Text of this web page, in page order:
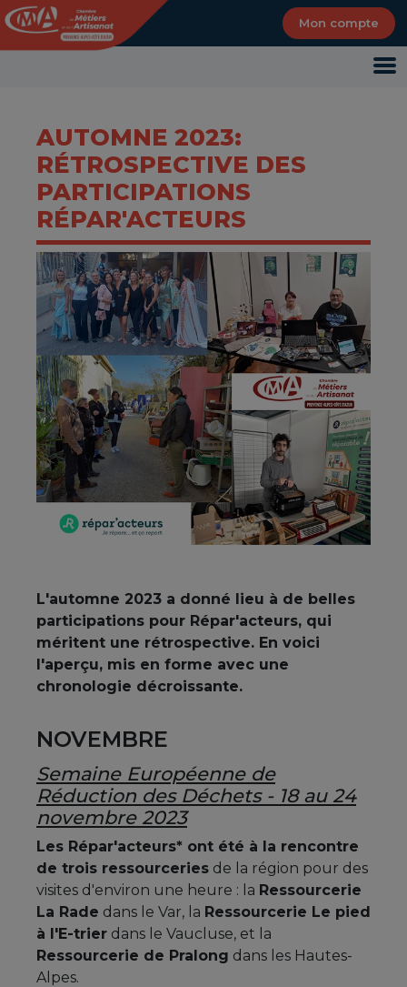
Mon compte
AUTOMNE 2023:
RÉTROSPECTIVE DES
PARTICIPATIONS
RÉPAR'ACTEURS
L'automne 2023 a donné lieu à de belles
participations pour Répar'acteurs, qui
méritent une rétrospective. En voici
l'aperçu, mis en forme avec une
chronologie décroissante.
NOVEMBRE
Semaine Européenne de
Réduction des Déchets - 18 au 24
novembre 2023
Les Répar'acteurs* ont été à la rencontre
de trois ressourceries de la région pour des
visites d'environ une heure : la Ressourcerie
La Rade dans le Var, la Ressourcerie Le pied
à l'E-trier dans le Vaucluse, et la
Ressourcerie de Pralong dans les Hautes-
Alpes.
Panneau de gestion des cookies